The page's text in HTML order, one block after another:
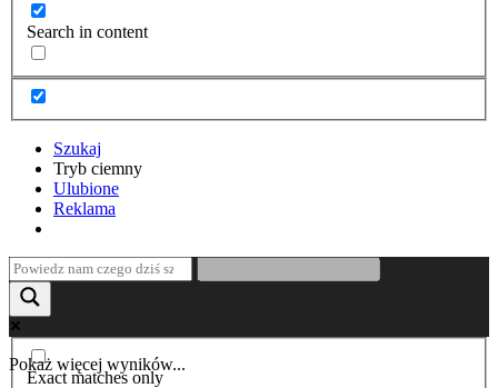
Search in content
Szukaj
Tryb ciemny
Ulubione
Reklama
Pokaż więcej wyników...
Exact matches only